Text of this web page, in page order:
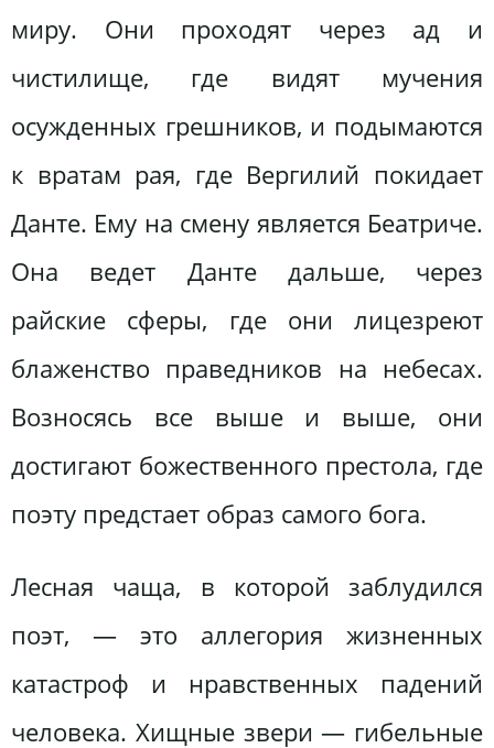
миру. Они проходят через ад и
чистилище, где видят мучения
осужденных грешников, и подымаются
к вратам рая, где Вергилий покидает
Данте. Ему на смену является Беатриче.
Она ведет Данте дальше, через
райские сферы, где они лицезреют
блаженство праведников на небесах.
Возносясь все выше и выше, они
достигают божественного престола, где
поэту предстает образ самого бога.
Лесная чаща, в которой заблудился
поэт, — это аллегория жизненных
катастроф и нравственных падений
человека. Хищные звери — гибельные